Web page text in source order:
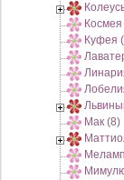
Куфея
Мак (8)